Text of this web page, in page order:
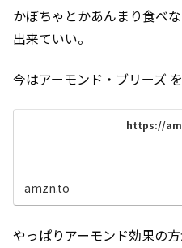
かぼちゃとかあんまり食べ
出来ていい。
今はアーモンド・ブリーズ
https://
amzn.to
やっぱりアーモンド効果の